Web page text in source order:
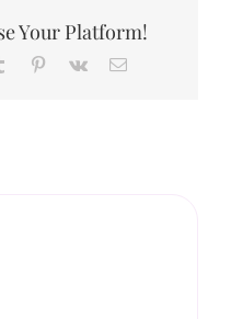
Your Platform!
Tumblr Pinterest
Vk Email